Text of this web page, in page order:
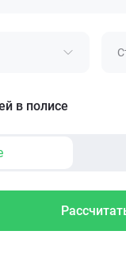
в полисе